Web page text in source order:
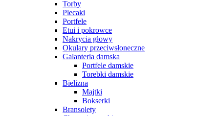
Torby
Plecaki
Portfele
Etui i pokrowce
Nakrycia głowy
Okulary przeciwsłoneczne
Galanteria damska
Portfele damskie
Torebki damskie
Bielizna
Majtki
Bokserki
Bransolety